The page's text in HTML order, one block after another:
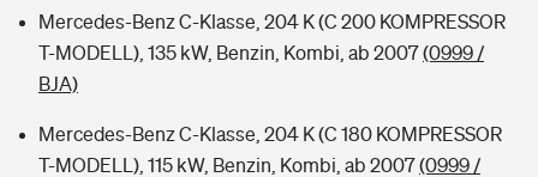
Mercedes-Benz C-Klasse, 204 K (C 200 KOMPRESSOR
T-MODELL), 135 kW, Benzin, Kombi, ab 2007(0999 /
BJA)
Mercedes-Benz C-Klasse, 204 K (C 180 KOMPRESSOR
T-MODELL), 115 kW, Benzin, Kombi, ab 2007(0999 /